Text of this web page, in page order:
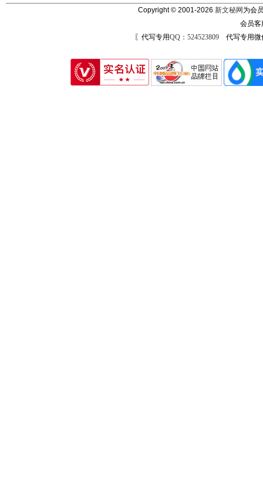
Copyright © 2001-2026 新文秘网 为会
会员
〖代写专用QQ：524523809代写专用微